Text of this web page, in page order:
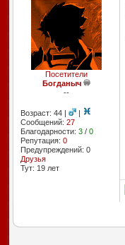
Посетители
Богданыч
--
Возраст: 44 |
|
Сообщений: 27
Благодарности: 3/ 0
Репутация: 0
Предупреждений: 0
Друзья
Тут: 19 лет